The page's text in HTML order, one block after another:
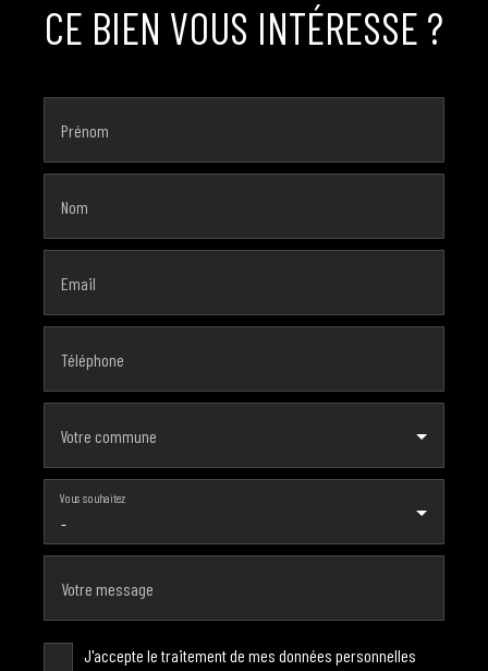
CE BIEN VOUS INTÉRESSE ?
Prénom
Nom
Email
Téléphone
Votre commune
-
Vous souhaitez
Votre message
J'accepte le traitement de mes données personnelles